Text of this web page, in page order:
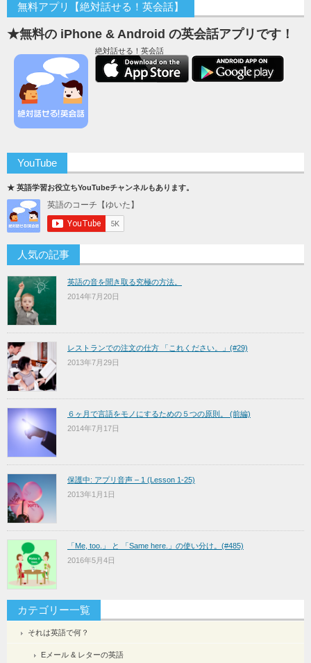
無料アプリ【絶対話せる！英会話】
★無料の iPhone & Android の英会話アプリです！
絶対話せる！英会話
YouTube
★ 英語学習お役立ちYouTubeチャンネルもあります。
人気の記事
英語の音を聞き取る究極の方法。
2014年7月20日
レストランでの注文の仕方 「これください。」(#29)
2013年7月29日
６ヶ月で言語をモノにするための５つの原則。 (前編)
2014年7月17日
保護中: アプリ音声 – 1 (Lesson 1-25)
2013年1月1日
「Me, too.」 と 「Same here.」の使い分け。(#485)
2016年5月4日
カテゴリー一覧
それは英語で何？
Eメール & レターの英語